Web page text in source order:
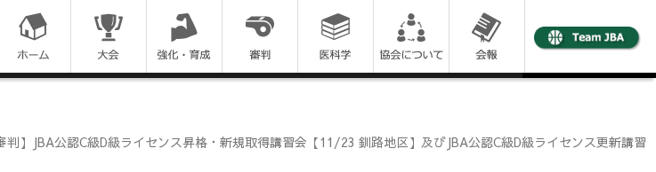
コ
ン
判】JBA公認C級D級ライセンス昇格・新規取得講習会【11/23 釧路地区】及びJBA公認C級D級ライセンス更新講習